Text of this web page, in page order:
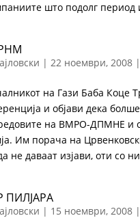
што подолг
|22 ноември, 2008 |
на Гази Баба Коце
и објави дека
на ВМРО-ДПМНЕ и
Им порача на
не даваат изјави, оти со
ПИЛЈАРА
| 15 ноември, 2008 |